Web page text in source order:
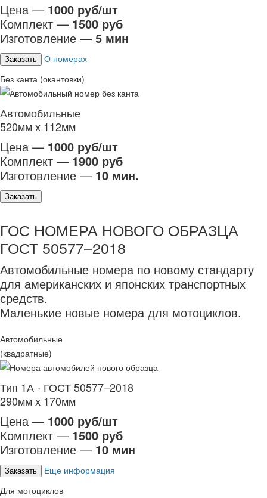
Цена — 1000 руб/шт
Комплект — 1500 руб
Изготовление — 5 мин
Заказать
О номерах
Без канта (окантовки)
Автомобильные
520мм х 112мм
Цена — 1000 руб/шт
Комплект — 1900 руб
Изготовление — 10 мин.
Заказать
ГОС НОМЕРА НОВОГО ОБРАЗЦА
ГОСТ 50577–2018
Автомобильные номера по новому стандарту
для американских и японских транспортных
средств.
Маленькие новые номера для мотоциклов.
Автомобильные
(квадратные)
Тип 1А - ГОСТ 50577–2018
290мм х 170мм
Цена — 1000 руб/шт
Комплект — 1500 руб
Изготовление — 10 мин
Заказать
Еще информация
Для мотоциклов